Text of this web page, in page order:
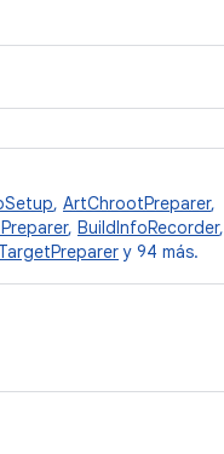
, ArtChrootPreparer,
, BuildInfoRecorder,
y 94 más.